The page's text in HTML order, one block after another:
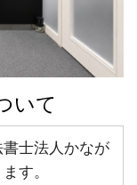
いて
士法人かなが
す。